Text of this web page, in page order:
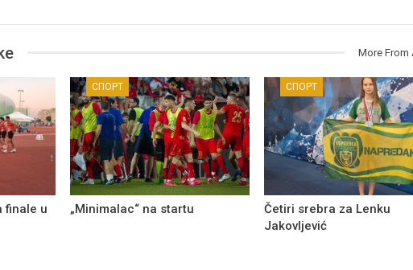
More From
finale u
СПОРТ
„Minimalac“ na startu
СПОРТ
Četiri srebra za Lenku
Jakovljević